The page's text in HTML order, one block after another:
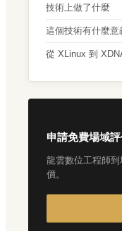
技術上做了什麼
這個技術有什麼意
從 XLinux 到
申請免費場域
龍雲數位工程師
價。